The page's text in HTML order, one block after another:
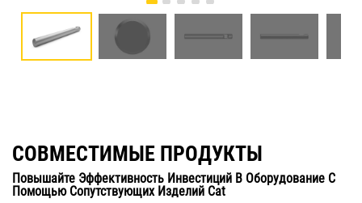
СОВМЕСТИМЫЕ ПРОДУКТЫ
Повышайте Эффективность Инвестиций В Оборудование С
Помощью Сопутствующих Изделий Cat